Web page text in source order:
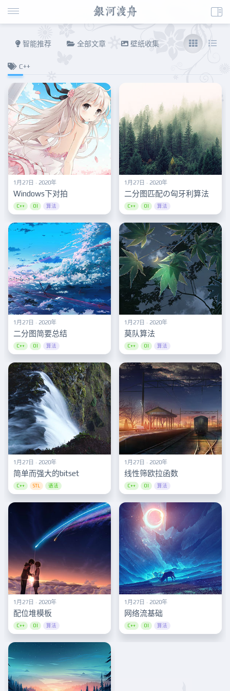
智能推荐 全部文章 壁纸收集
C++
1月27日 · 2020年
Windows下对拍
C++ OI 算法
1月27日 · 2020年
二分图匹配の匈牙利算法
C++ OI 算法
1月27日 · 2020年
二分图简要总结
C++ OI 算法
1月27日 · 2020年
莫队算法
C++ OI 算法
1月27日 · 2020年
简单而强大的bitset
C++ STL 语法
1月27日 · 2020年
线性筛欧拉函数
C++ OI 算法
1月27日 · 2020年
配位堆模板
C++ OI 算法
1月27日 · 2020年
网络流基础
C++ OI 算法